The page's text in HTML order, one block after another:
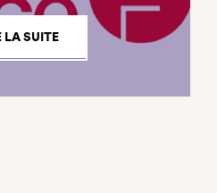
LA SUITE